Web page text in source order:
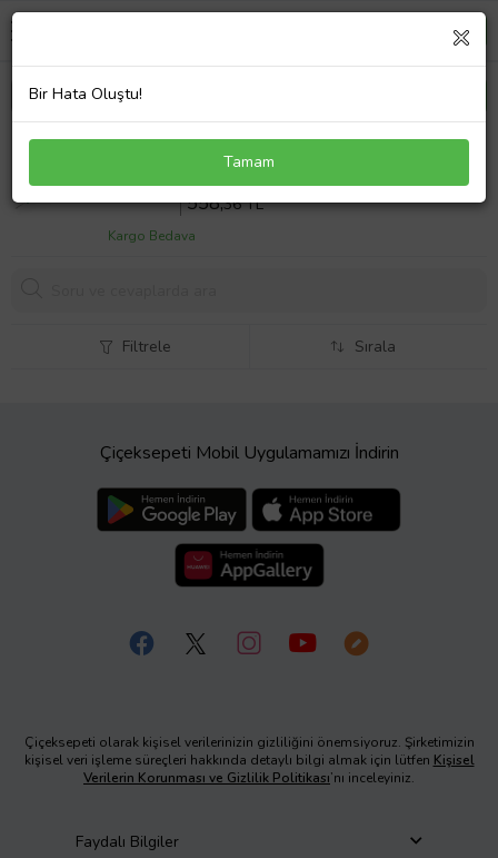
Vw T5 Kalorifer Kumanda Teli 7H1819835C
Sepette %14 İndirim
558,36 TL
Kargo Bedava
Filtrele Sırala
Çiçeksepeti Mobil Uygulamamızı İndirin
Çiçeksepeti olarak kişisel verilerinizin gizliliğini önemsiyoruz. Şirketimizin
kişisel veri işleme süreçleri hakkında detaylı bilgi almak için lütfen Kişisel
Verilerin Korunması ve Gizlilik Politikası’nı inceleyiniz.
Faydalı Bilgiler
Bir Hata Oluştu!
Tamam